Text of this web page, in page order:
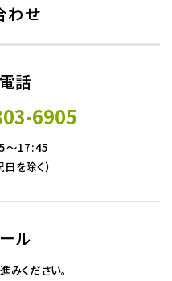
わせ
話
6905
～17:45
日を除く）
ル
みください。